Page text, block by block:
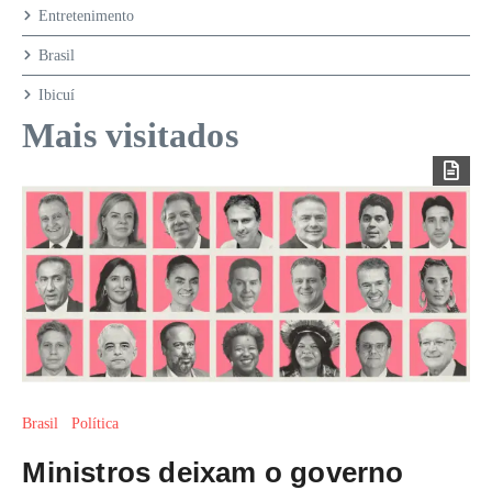
Entretenimento
Brasil
Ibicuí
Mais visitados
Brasil Política
Ministros deixam o governo